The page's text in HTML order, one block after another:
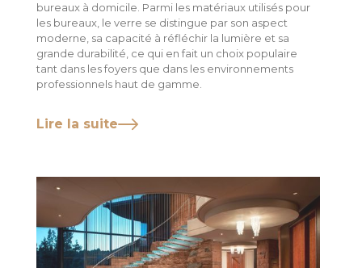
bureaux à domicile. Parmi les matériaux utilisés pour
les bureaux, le verre se distingue par son aspect
moderne, sa capacité à réfléchir la lumière et sa
grande durabilité, ce qui en fait un choix populaire
tant dans les foyers que dans les environnements
professionnels haut de gamme.
Lire la suite